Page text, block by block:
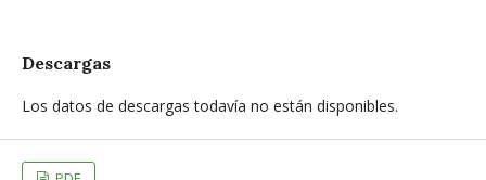
Descargas
Los datos de descargas todavía no están disponibles.